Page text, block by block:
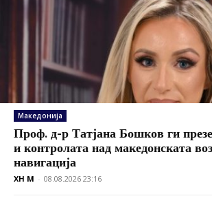
Македонија
Проф. д-р Татјана Бошков ги
и контролата над македонската
навигација
XH M - 08.08.2026 23:16